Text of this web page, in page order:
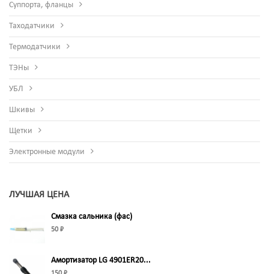
Суппорта, фланцы
Таходатчики
Термодатчики
ТЭНы
УБЛ
Шкивы
Щетки
Электронные модули
ЛУЧШАЯ ЦЕНА
Смазка сальника (фас)
50 ₽
Амортизатор LG 4901ER20...